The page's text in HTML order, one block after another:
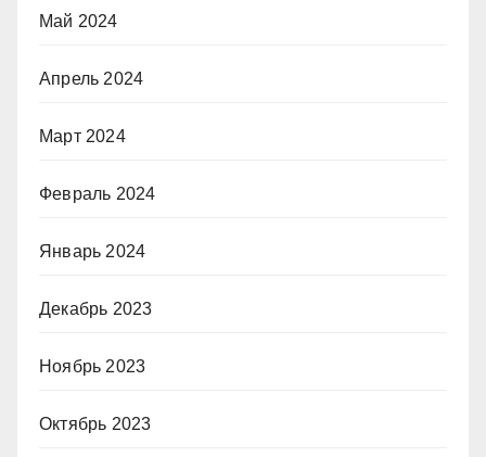
Май 2024
Апрель 2024
Март 2024
Февраль 2024
Январь 2024
Декабрь 2023
Ноябрь 2023
Октябрь 2023